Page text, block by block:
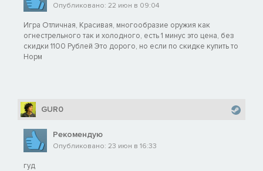
Опубликовано: 22 июн в 09:04
Игра Отличная, Красивая, многообразие оружия как
огнестрельного так и холодного, есть 1 минус это цена, без
скидки 1100 Рублей Это дорого, но если по скидке купить то
Норм
GUR0
Рекомендую
Опубликовано: 23 июн в 16:33
гуд